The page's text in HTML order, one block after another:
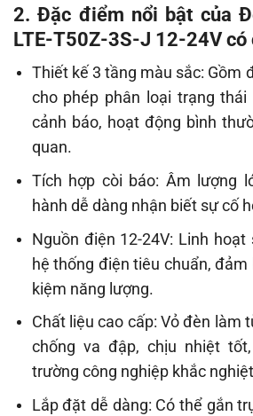
2. Đặc điểm nổi bật của
LTE-T50Z-3S-J 12-24V có
Thiết kế 3 tầng màu sắc: Gồm
cho phép phân loại trạng
cảnh báo, hoạt động bình
quan.
Tích hợp còi báo: Âm lượng
hành dễ dàng nhận biết sự cố
Nguồn điện 12-24V: Linh
hệ thống điện tiêu chuẩn,
kiệm năng lượng.
Chất liệu cao cấp: Vỏ đèn làm
chống va đập, chịu nhiệt
trường công nghiệp khắc
Lắp đặt dễ dàng: Có thể gắn